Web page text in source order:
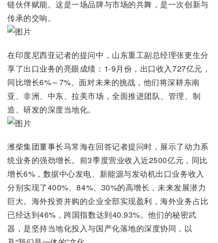
链伙伴赋能。这是一场品牌与市场的共舞，是一次创新与
传承的交响。
在印度尼西亚记者的提问中，山东重工副总经理张更生分
享了出口业务的亮眼成绩：1-9月份，出口收入727亿元，
同比增长6%～7%。面对未来的挑战，他们将深耕东南
亚、非洲、中东、拉美市场，全面推进团队、管理、制
造、研发的深度当地化。
潍柴集团董事长马常海在回答记者提问时，展示了动力系
统业务的强劲增长。前3季度营业收入近2500亿元，同比
增长6%，数据中心发电、新能源与发动机出口业务收入
分别实现了400%、84%、30%的高增长，未来发展潜力
巨大。海外投资并购的企业全部实现盈利，海外业务占比
已经达到46%，跨国指数达到40.93%。他们的秘密武
器，是坚持当地化投入与国产化落地的深度协同，以